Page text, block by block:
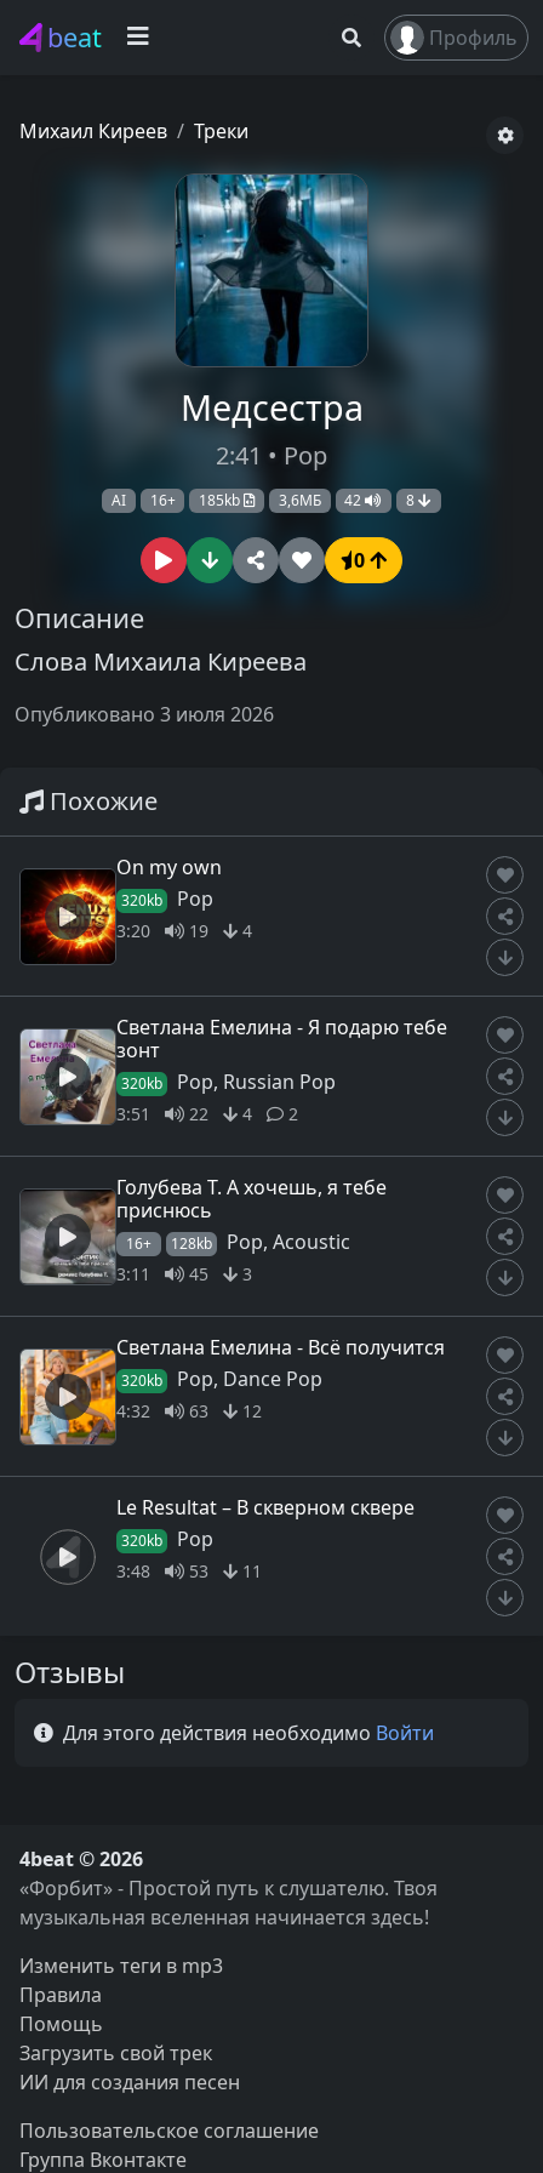
beat Профиль
Михаил Киреев Треки
Медсестра
2:41 • Pop
AI 16+ 185kb 3,6МБ 42 8
0
Описание
Слова Михаила Киреева
Опубликовано 3 июля 2026
Похожие
On my own
320kb Pop
3:20 19 4
Светлана Емелина - Я подарю тебе
зонт
320kb Pop, Russian Pop
3:51 22 4 2
Голубева Т. А хочешь, я тебе
приснюсь
16+ 128kb Pop, Acoustic
3:11 45 3
Светлана Емелина - Всё получится
320kb Pop, Dance Pop
4:32 63 12
Le Resultat – В скверном сквере
320kb Pop
3:48 53 11
Отзывы
Для этого действия необходимо Войти
4beat © 2026
«Форбит» - Простой путь к слушателю. Твоя
музыкальная вселенная начинается здесь!
Изменить теги в mp3
Правила
Помощь
Загрузить свой трек
ИИ для создания песен
Пользовательское соглашение
Группа Вконтакте